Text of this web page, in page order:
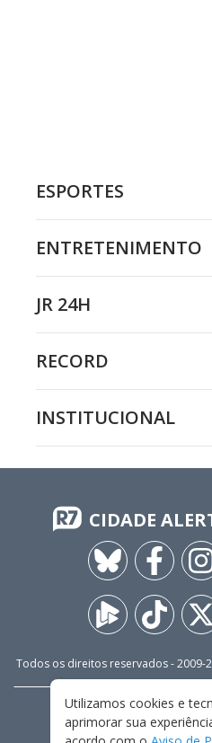
ESPORTES
ENTRETENIMENTO
JR 24H
RECORD
INSTITUCIONAL
CIDADE
Todos os direitos reservados - 2009-
FALE
TERMOS E
Utilizamos cookies e
aprimorar sua